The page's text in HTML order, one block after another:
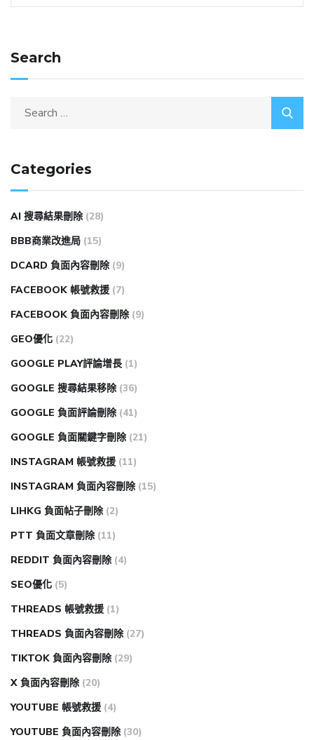
Search
Categories
AI 搜尋結果刪除 (28)
BBB商業改進局 (15)
DCARD 負面內容刪除 (9)
FACEBOOK 帳號救援 (7)
FACEBOOK 負面內容刪除 (9)
GEO優化 (22)
GOOGLE PLAY評論增長 (1)
GOOGLE 搜尋結果移除 (36)
GOOGLE 負面評論刪除 (41)
GOOGLE 負面關鍵字刪除 (21)
INSTAGRAM 帳號救援 (11)
INSTAGRAM 負面內容刪除 (15)
LIHKG 負面帖子刪除 (2)
PTT 負面文章刪除 (11)
REDDIT 負面內容刪除 (4)
SEO優化 (5)
THREADS 帳號救援 (1)
THREADS 負面內容刪除 (27)
TIKTOK 負面內容刪除 (29)
X 負面內容刪除 (20)
YOUTUBE 帳號救援 (4)
YOUTUBE 負面內容刪除 (30)